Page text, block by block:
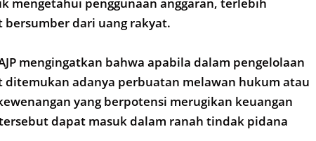
bersumber dari uang rakyat.
mengingatkan bahwa apabila dalam pengelolaan
ditemukan adanya perbuatan melawan hukum atau
yang berpotensi merugikan keuangan
dapat masuk dalam ranah tindak pidana